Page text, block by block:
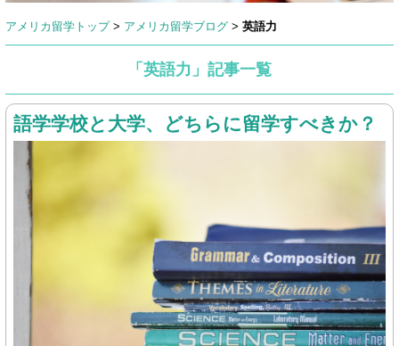
アメリカ留学トップ > アメリカ留学ブログ > 英語力
「英語力」記事一覧
語学学校と大学、どちらに留学すべきか？